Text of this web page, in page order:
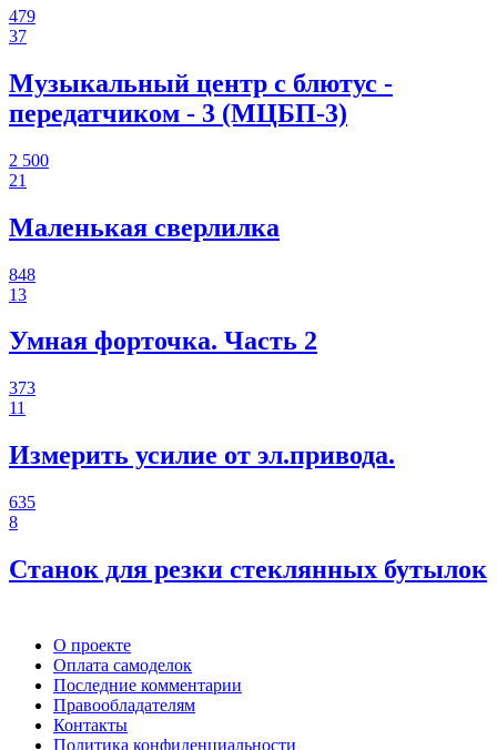
479
37
Музыкальный центр с блютус -
передатчиком - 3 (МЦБП-3)
2 500
21
Маленькая сверлилка
848
13
Умная форточка. Часть 2
373
11
Измерить усилие от эл.привода.
635
8
Станок для резки стеклянных бутылок
О проекте
Оплата самоделок
Последние комментарии
Правообладателям
Контакты
Политика конфиденциальности